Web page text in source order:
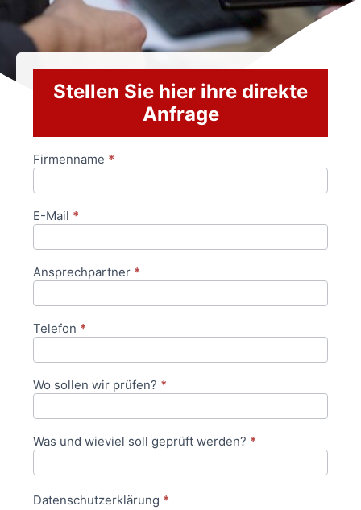
Stellen Sie hier ihre direkte
Anfrage
Anfrageformular
Firmenname *
E-Mail *
Ansprechpartner *
Telefon *
Wo sollen wir prüfen? *
Was und wieviel soll geprüft werden? *
Datenschutzerklärung *